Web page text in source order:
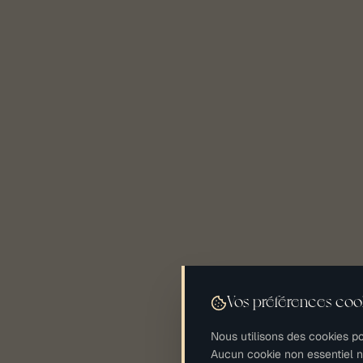
Vos préférences
Nous utilisons des cookies
Aucun cookie non essentiel